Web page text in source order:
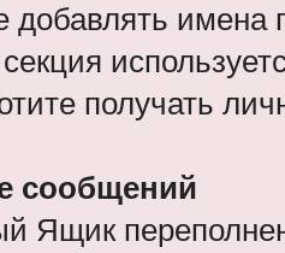
имена
получать
сообщений
Ящик